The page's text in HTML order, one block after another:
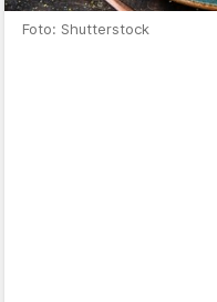
Foto: Shutterstock